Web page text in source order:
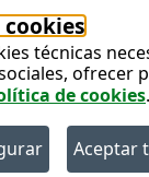
técnicas
ofrecer
de cookies.